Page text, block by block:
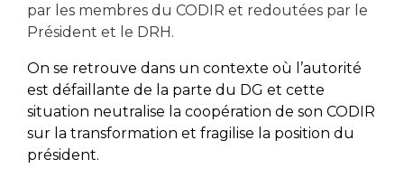
par les membres du CODIR et redoutées par le
Président et le DRH.
On se retrouve dans un contexte où l’autorité
est défaillante de la parte du DG et cette
situation neutralise la coopération de son CODIR
sur la transformation et fragilise la position du
président.